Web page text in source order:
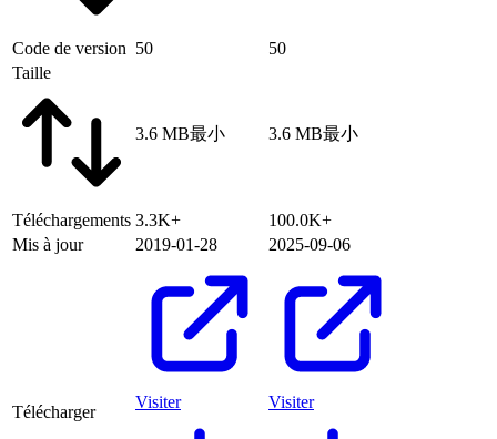
Code de version 50
50
Taille
3.6 MB最小 3.6 MB最小
Téléchargements 3.3K+
100.0K+
Mis à jour
2019-01-28 2025-09-06
Télécharger
Visiter Visiter